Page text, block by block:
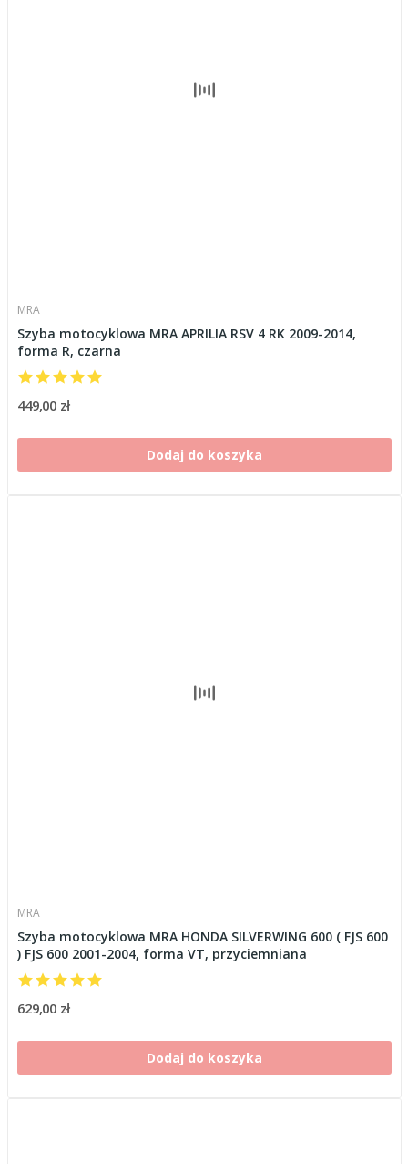
MRA
Szyba motocyklowa MRA APRILIA RSV 4 RK 2009-2014,
forma R, czarna
449,00 zł
Dodaj do koszyka
MRA
Szyba motocyklowa MRA HONDA SILVERWING 600 ( FJS 600
) FJS 600 2001-2004, forma VT, przyciemniana
629,00 zł
Dodaj do koszyka